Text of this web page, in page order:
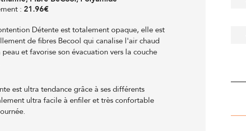
: 21.96€
Détente est totalement opaque, elle est
de fibres Becool qui canalise l'air chaud
et favorise son évacuation vers la couche
est ultra tendance grâce à ses différents
ultra facile à enfiler et très confortable